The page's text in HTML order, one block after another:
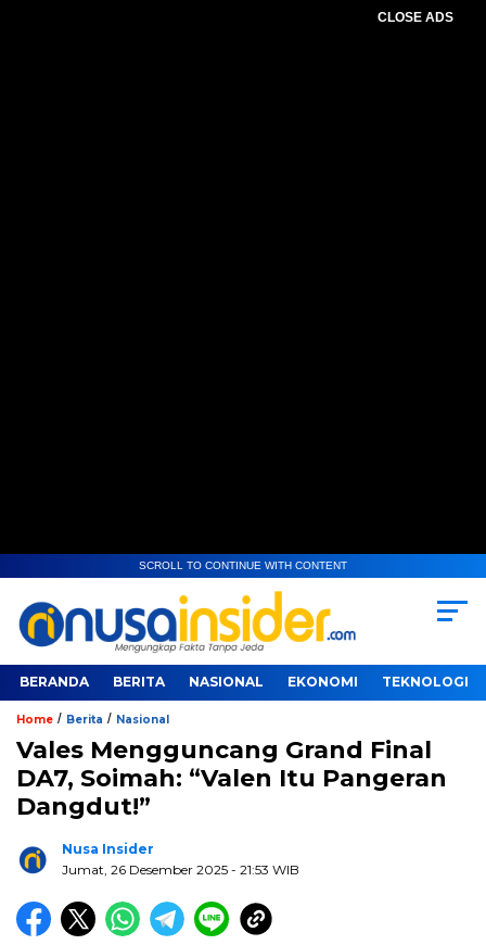
CLOSE ADS
SCROLL TO CONTINUE WITH CONTENT
BERANDA BERITA NASIONAL EKONOMI TEKNOLOGI
Home / Berita / Nasional
Vales Mengguncang Grand Final
DA7, Soimah: “Valen Itu Pangeran
Dangdut!”
Nusa Insider
Jumat, 26 Desember 2025 - 21:53 WIB